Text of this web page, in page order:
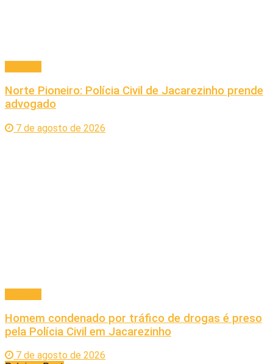
Norte Pioneiro: Polícia Civil de Jacarezinho prende
advogado
7 de agosto de 2026
Homem condenado por tráfico de drogas é preso
pela Polícia Civil em Jacarezinho
7 de agosto de 2026